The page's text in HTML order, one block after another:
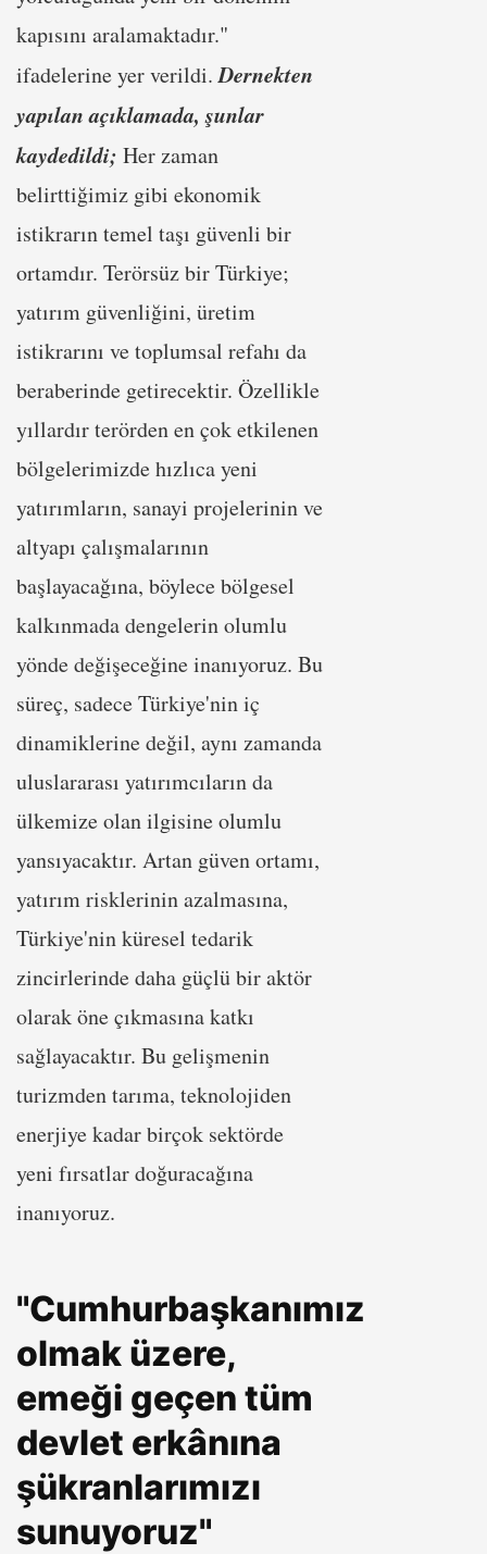
kapısını aralamaktadır."
ifadelerine yer verildi.Dernekten
yapılan açıklamada, şunlar
kaydedildi; Her zaman
belirttiğimiz gibi ekonomik
istikrarın temel taşı güvenli bir
ortamdır. Terörsüz bir Türkiye;
yatırım güvenliğini, üretim
istikrarını ve toplumsal refahı da
beraberinde getirecektir. Özellikle
yıllardır terörden en çok etkilenen
bölgelerimizde hızlıca yeni
yatırımların, sanayi projelerinin ve
altyapı çalışmalarının
başlayacağına, böylece bölgesel
kalkınmada dengelerin olumlu
yönde değişeceğine inanıyoruz. Bu
süreç, sadece Türkiye'nin iç
dinamiklerine değil, aynı zamanda
uluslararası yatırımcıların da
ülkemize olan ilgisine olumlu
yansıyacaktır. Artan güven ortamı,
yatırım risklerinin azalmasına,
Türkiye'nin küresel tedarik
zincirlerinde daha güçlü bir aktör
olarak öne çıkmasına katkı
sağlayacaktır. Bu gelişmenin
turizmden tarıma, teknolojiden
enerjiye kadar birçok sektörde
yeni fırsatlar doğuracağına
inanıyoruz.
"Cumhurbaşkanımız
olmak üzere,
emeği geçen tüm
devlet erkânına
şükranlarımızı
sunuyoruz"